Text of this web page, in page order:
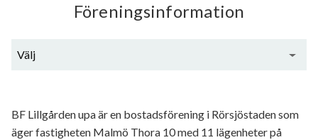
Föreningsinformation
Välj
BF Lillgården upa är en bostadsförening i Rörsjöstaden som
äger fastigheten Malmö Thora 10 med 11 lägenheter på